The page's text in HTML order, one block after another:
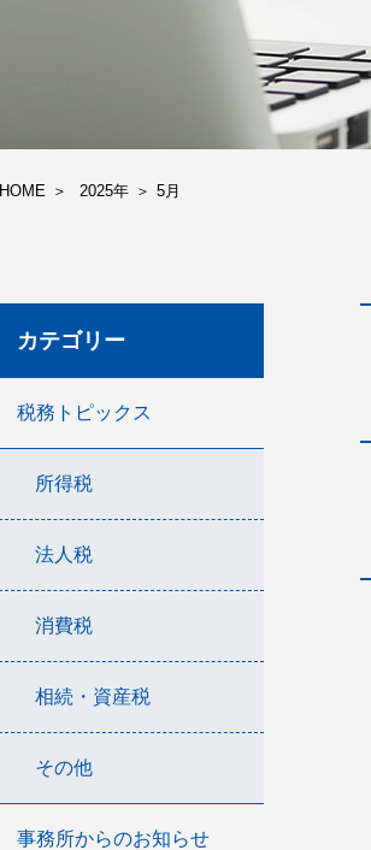
HOME 2025年 5月
カテゴリー
税務トピックス
所得税
法人税
消費税
相続・資産税
その他
事務所からのお知らせ